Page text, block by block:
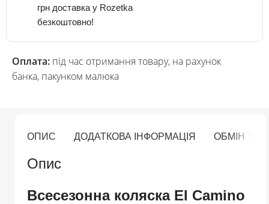
грн доставка у Rozetka
безкоштовно!
Оплата: під час отримання товару, на рахунок
банка, пакунком малюка
ОПИС ДОДАТКОВА ІНФОРМАЦІЯ ОБМІН ТА
Опис
Всесезонна коляска El Camino